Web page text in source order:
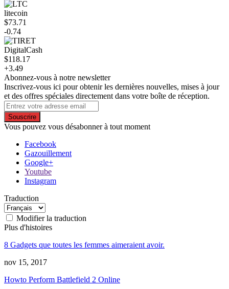
litecoin
$73.71
-0.74
DigitalCash
$118.17
+3.49
Abonnez-vous à notre newsletter
Inscrivez-vous ici pour obtenir les dernières nouvelles, mises à jour
et des offres spéciales directement dans votre boîte de réception.
Souscrire
Vous pouvez vous désabonner à tout moment
Facebook
Gazouillement
Google+
Youtube
Instagram
Traduction
Modifier la traduction
Plus d'histoires
8 Gadgets que toutes les femmes aimeraient avoir.
nov 15, 2017
Howto Perform Battlefield 2 Online